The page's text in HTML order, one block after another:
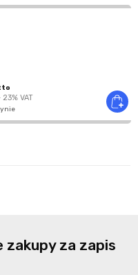
23% VAT
zakupy za zapis